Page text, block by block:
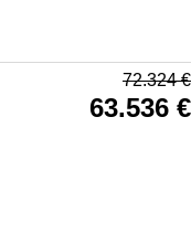
72.324€
63.536 €